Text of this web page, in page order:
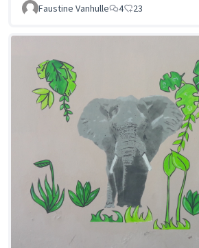
Faustine Vanhulle
4 23